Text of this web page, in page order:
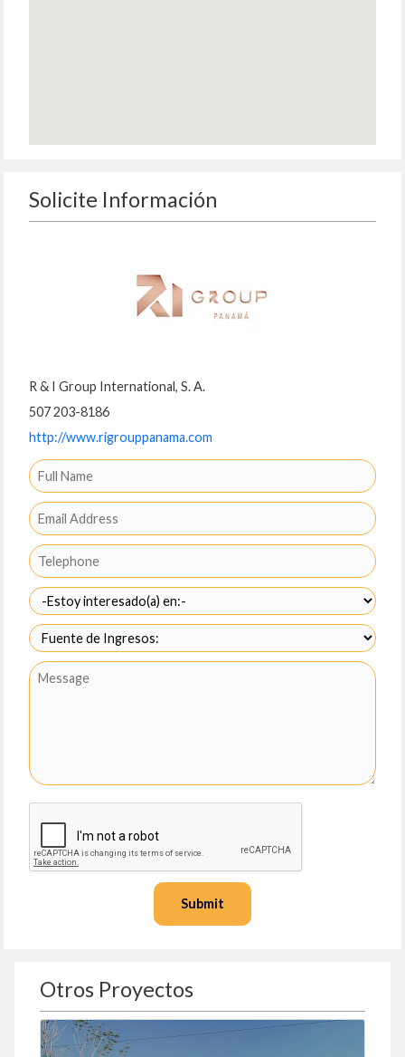
Solicite Información
R & I Group International, S. A.
507 203-8186
http://www.rigrouppanama.com
Submit
Otros Proyectos